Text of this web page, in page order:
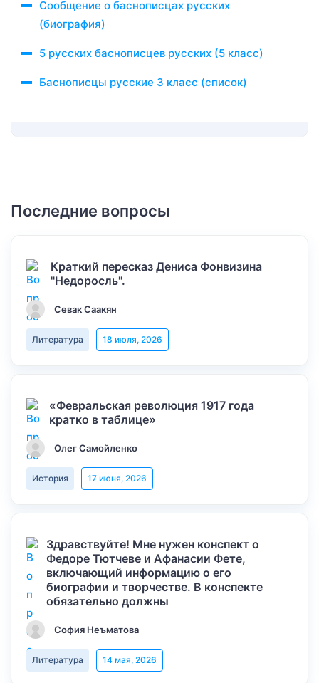
Сообщение о баснописцах русских
(биография)
5 русских баснописцев русских (5 класс)
Баснописцы русские 3 класс (список)
Последние вопросы
Краткий пересказ Дениса Фонвизина
"Недоросль".
Севак Саакян
Литература 18 июля, 2026
«Февральская революция 1917 года
кратко в таблице»
Олег Самойленко
История 17 июня, 2026
Здравствуйте! Мне нужен конспект о
Федоре Тютчеве и Афанасии Фете,
включающий информацию о его
биографии и творчестве. В конспекте
обязательно должны
София Неъматова
Литература 14 мая, 2026